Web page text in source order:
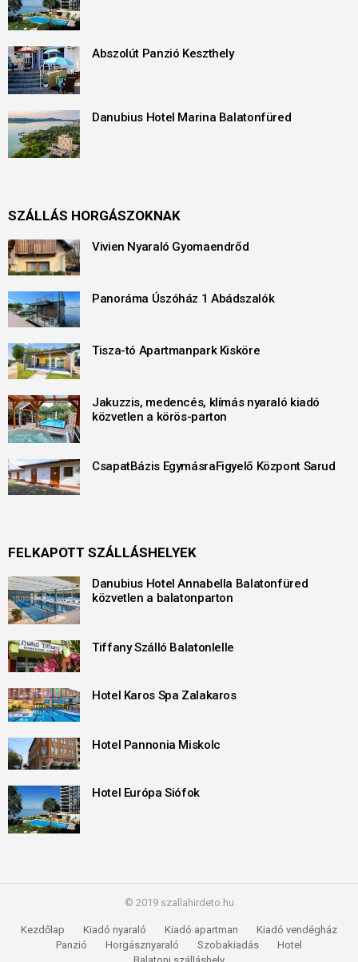
Abszolút Panzió Keszthely
Danubius Hotel Marina Balatonfüred
SZÁLLÁS HORGÁSZOKNAK
Vivien Nyaraló Gyomaendrőd
Panoráma Úszóház 1 Abádszalók
Tisza-tó Apartmanpark Kisköre
Jakuzzis, medencés, klímás nyaraló kiadó
közvetlen a körös-parton
CsapatBázis EgymásraFigyelő Központ Sarud
FELKAPOTT SZÁLLÁSHELYEK
Danubius Hotel Annabella Balatonfüred
közvetlen a balatonparton
Tiffany Szálló Balatonlelle
Hotel Karos Spa Zalakaros
Hotel Pannonia Miskolc
Hotel Európa Siófok
© 2019 szallahirdeto.hu
Kezdőlap Kiadó nyaraló Kiadó apartman
Kiadó vendégház
Panzió
Horgásznyaraló Szobakiadás
Hotel